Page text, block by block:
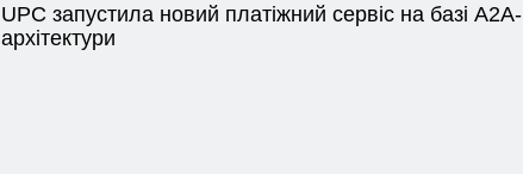
UPC запустила новий платіжний сервіс на базі A2A-
архітектури